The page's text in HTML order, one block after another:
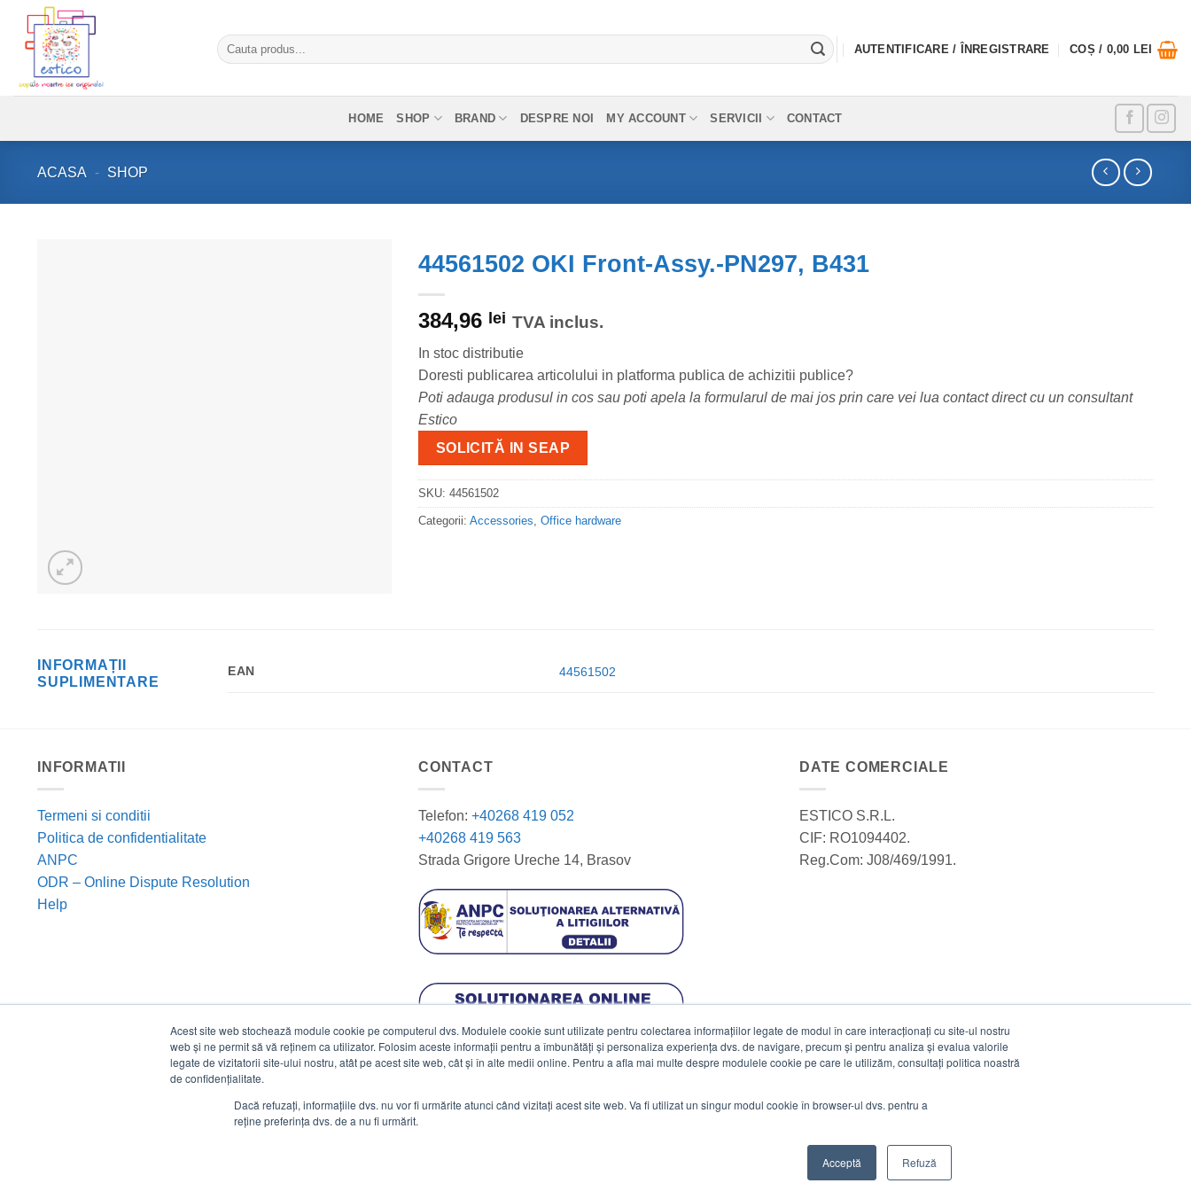
Acest site web stochează module cookie pe computerul dvs. Modulele cookie sunt utilizate pentru colectarea informațiilor legate de modul în care interacționați cu site-ul nostru
web și ne permit să vă reținem ca utilizator. Folosim aceste informații pentru a îmbunătăți și personaliza experiența dvs. de navigare, precum și pentru analiza și evalua valorile
legate de vizitatorii site-ului nostru, atât pe acest site web, cât și în alte medii online. Pentru a afla mai multe despre modulele cookie pe care le utilizăm, consultați politica noastră
de confidențialitate.
Dacă refuzați, informațiile dvs. nu vor fi urmărite atunci când vizitați acest site web. Va fi utilizat un singur modul cookie în browser-ul dvs. pentru a
reține preferința dvs. de a nu fi urmărit.
Acceptă Refuză
content
Caută
după:
AUTENTIFICARE / ÎNREGISTRARE COȘ / 0,00 LEI
HOME SHOP BRAND DESPRE NOI MY ACCOUNT SERVICII CONTACT
ACASA - SHOP
44561502 OKI Front-Assy.-PN297, B431
384,96 lei TVA inclus.
In stoc distributie
Doresti publicarea articolului in platforma publica de achizitii publice?
Poti adauga produsul in cos sau poti apela la formularul de mai jos prin care vei lua contact direct cu un consultant
Estico
SOLICITĂ IN SEAP
SKU: 44561502
Categorii: Accessories Office hardware
INFORMAȚII
SUPLIMENTARE
EAN 44561502
INFORMATII
Termeni si conditii
Politica de confidentialitate
ANPC
ODR – Online Dispute Resolution
Help
CONTACT
Telefon: +40268 419 052
+40268 419 563
Strada Grigore Ureche 14, Brasov
DATE COMERCIALE
ESTICO S.R.L.
CIF: RO1094402.
Reg.Com: J08/469/1991.